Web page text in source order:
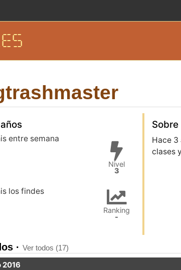
entre semana
los findes
Nivel
3
Ranking
-
Sobre
Hace 3
clases
· Ver todos (17)
2016